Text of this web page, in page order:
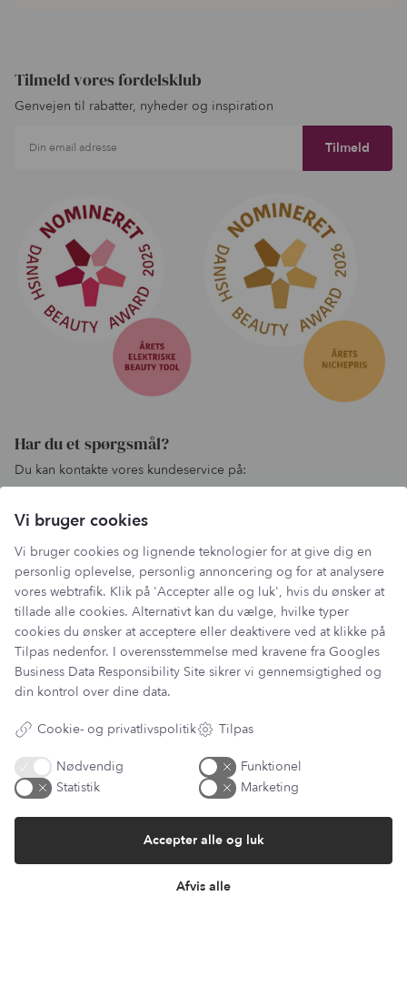
Har du et spørgsmål?
Du kan kontakte vores kundeservice på:
Telefon & mail besvares I tidsrummet:
+45 60 13 27 49
Information
Min Konto
Handelsbetingelser
Returnering & ombytning
Persondatapolitik
Om os
Sitemap
Fortryd køb
Tilmeld vores fordelsklub
Genvejen til rabatter, nyheder og inspiration
Din email adresse
Vi bruger cookies
Vi bruger cookies og lignende teknologier for at give dig en
personlig oplevelse, personlig annoncering og for at analysere
vores webtrafik. Klik på 'Accepter alle og luk', hvis du ønsker at
tillade alle cookies. Alternativt kan du vælge, hvilke typer
cookies du ønsker at acceptere eller deaktivere ved at klikke på
Tilpas nedenfor. I overensstemmelse med kravene fra Googles
Business Data Responsibility Site sikrer vi gennemsigtighed og
din kontrol over dine data.
Cookie- og privatlivspolitik Tilpas
Nødvendig
Funktionel
Statistik
Marketing
Afvis alle
Accepter alle og luk